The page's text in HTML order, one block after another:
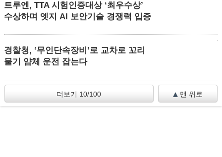
트루엔, TTA 시험인증대상 ‘최우수상’
수상하며 엣지 AI 보안기술 경쟁력 입증
경찰청, ‘무인단속장비’로 교차로 꼬리
물기 얌체 운전 잡는다
더보기 10/100 맨 위로